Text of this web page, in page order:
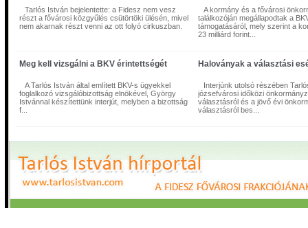
Tarlós István, Németh Szilárd és Csomós Miklós nyílt levélben fordultak Ikvai-
írják: nem kellett volna "tanácsadói szerződések" és végkielégítések címén
talicskával kitolni a mostani hiánynál jóval több pénzt BKV-tól.
Tizenöt és fél évük volt programjuk megvalósítására
Tarlós István bejelentette: a Fidesz nem vesz
részt a fővárosi közgyűlés csütörtöki ülésén, mivel
nem akarnak részt venni az ott folyó cirkuszban.
A kormány és a fővárosi
találkozóján megállapodtak a
támogatásáról, mely szerint a
23 milliárd forint...
Meg kell vizsgálni a BKV érintettségét
A Tarlós István által említett BKV-s ügyekkel
foglalkozó vizsgálóbizottság elnökével, György
Istvánnal készítettünk interjút, melyben a bizottság
f...
Haloványak a választási
Interjúnk utolsó részében
józsefvárosi időközi
választásról és a jövő évi
választásról bes...